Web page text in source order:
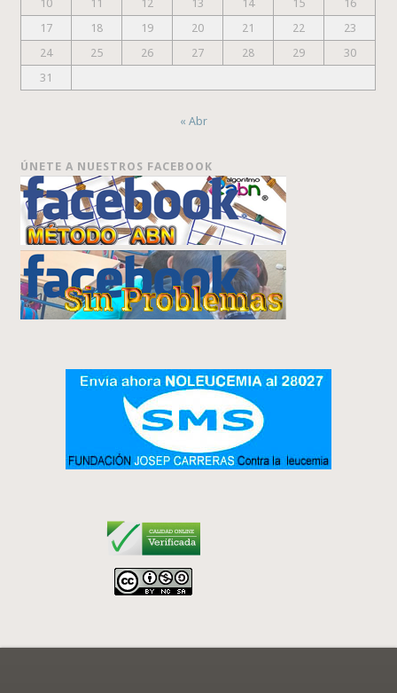
10
11 12 13 14 15
16
17
18 19 20 21 22
23
24
25 26 27 28 29
30
31
« Abr
ÚNETE A NUESTROS FACEBOOK